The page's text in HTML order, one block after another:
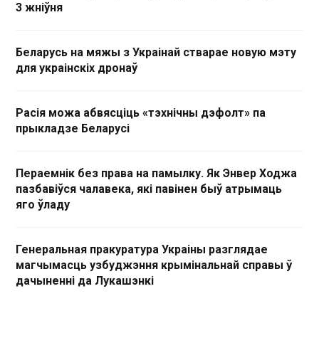
3 жніўня
Беларусь на мяжы з Украінай стварае новую мэту
для украінскіх дронаў
Расія можа абвясціць «тэхнічны дэфолт» па
прыкладзе Беларусі
Пераемнік без права на памылку. Як Энвер Ходжа
пазбавіўся чалавека, які павінен быў атрымаць
яго ўладу
Генеральная пракуратура Украіны разглядае
магчымасць узбуджэння крымінальнай справы ў
дачыненні да Лукашэнкі